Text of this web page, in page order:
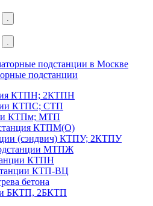
подстанции
КТПН; 2КТПН
КТПС; СТП
КТПм; МТП
КТПМ(О)
(сэндвич) КТПУ; 2КТПУ
МТПЖ
КТПН
КТП-ВЦ
бетона
БКТП, 2БКТП